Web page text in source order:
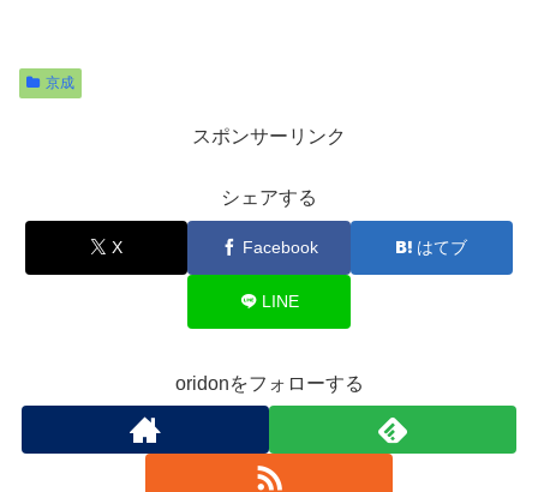
京成
スポンサーリンク
シェアする
X Facebook はてブ
LINE
oridonをフォローする